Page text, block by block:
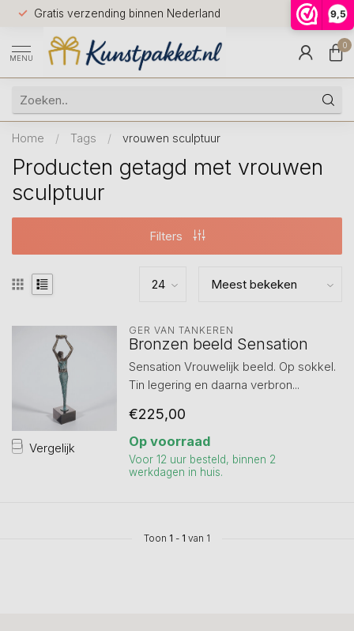
9,5
Gratis verzending binnen Nederland
Voor
huis
9.5
MENU
0
Home / Tags / vrouwen sculptuur
Producten getagd met vrouwen
sculptuur
Filters
Vergelijk
GER VAN TANKEREN
Bronzen beeld Sensation
Sensation Vrouwelijk beeld. Op sokkel.
Tin legering en daarna verbron...
€225,00
Op voorraad
Voor 12 uur besteld, binnen 2
werkdagen in huis.
Toon 1 - 1 van 1